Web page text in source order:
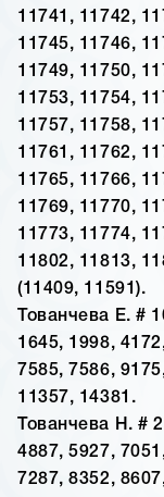
11741, 11742,
11745, 11746,
11749, 11750,
11753, 11754,
11757, 11758,
11761, 11762,
11765, 11766,
11769, 11770,
11773, 11774,
11802, 11813,
(11409, 11591).
Тованчева Е. #
1645, 1998,
7585, 7586,
11357, 14381.
Тованчева Н. #
4887, 5927,
7287, 8352,